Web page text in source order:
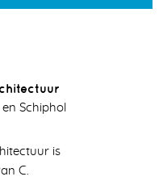
Schiphol
is
C.